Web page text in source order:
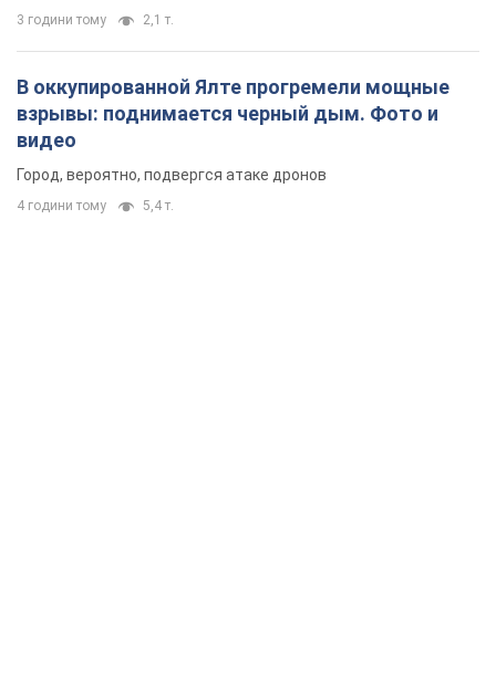
3 години тому 2,1 т.
В оккупированной Ялте прогремели мощные
взрывы: поднимается черный дым. Фото и
видео
Город, вероятно, подвергся атаке дронов
4 години тому 5,4 т.